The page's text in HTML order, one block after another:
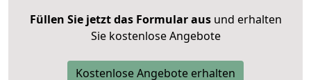
Füllen Sie jetzt das Formular ausund erhalten
Sie kostenlose Angebote
Kostenlose Angebote erhalten